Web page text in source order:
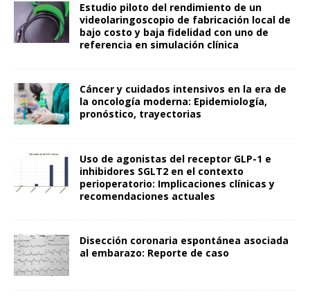
Estudio piloto del rendimiento de un
videolaringoscopio de fabricación local de
bajo costo y baja fidelidad con uno de
referencia en simulación clínica
Cáncer y cuidados intensivos en la era de
la oncología moderna: Epidemiología,
pronóstico, trayectorias
Uso de agonistas del receptor GLP-1 e
inhibidores SGLT2 en el contexto
perioperatorio: Implicaciones clínicas y
recomendaciones actuales
Disección coronaria espontánea asociada
al embarazo: Reporte de caso